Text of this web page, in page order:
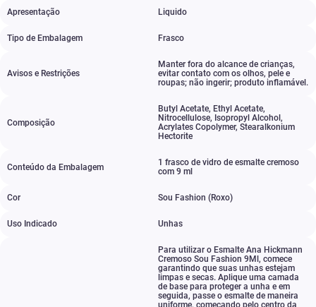
Apresentação Liquido
Tipo de Embalagem Frasco
Avisos e Restrições
Manter fora do alcance de crianças,
evitar contato com os olhos, pele e
roupas; não ingerir; produto inflamável.
Composição
Butyl Acetate, Ethyl Acetate,
Nitrocellulose, Isopropyl Alcohol ,
Acrylates Copolymer, Stearalkonium
Hectorite
Conteúdo da Embalagem
1 frasco de vidro de esmalte cremoso
com 9 ml
Cor Sou Fashion (Roxo)
Uso Indicado Unhas
Para utilizar o Esmalte Ana Hickmann
Cremoso Sou Fashion 9Ml , comece
garantindo que suas unhas estejam
limpas e secas. Aplique uma camada
de base para proteger a unha e em
seguida, passe o esmalte de maneira
uniforme, começando pelo centro da